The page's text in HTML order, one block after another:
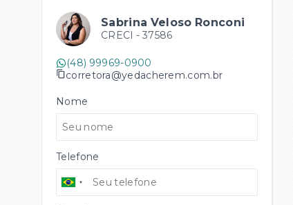
Sabrina Veloso Ronconi
CRECI - 37586
(48) 99969-0900
corretora@yedacherem.com.br
Nome
Telefone